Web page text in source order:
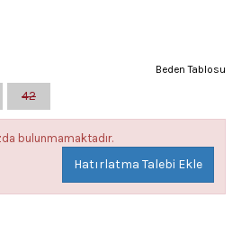
Beden Tablosu
42
bulunmamaktadır.
Hatırlatma Talebi Ekle